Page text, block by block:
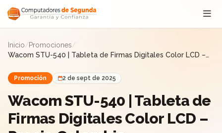
Saltar al contenido
Inicio/Promociones/
Wacom STU-540 | Tableta de Firmas Digitales Color LCD –
Promoción 2 de sept de 2025
Wacom STU-540 | Tableta de
Firmas Digitales Color LCD –